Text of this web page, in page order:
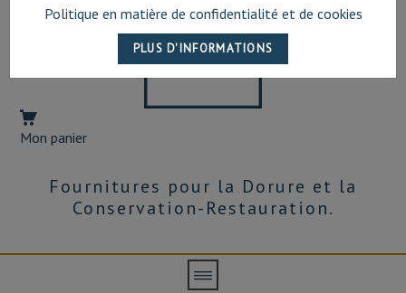
Mon panier
Fournitures pour la Dorure et la
Conservation-Restauration.
Politique en matière de confidentialité et de cookies